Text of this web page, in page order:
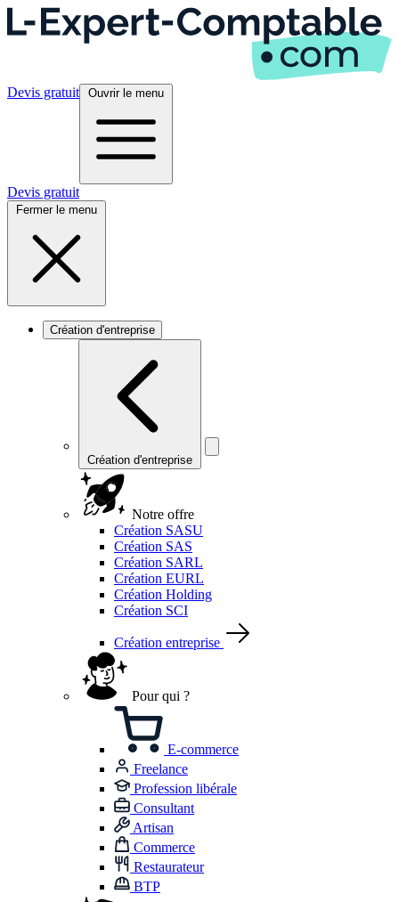
Devis gratuit Ouvrir le menu
Devis gratuit
Fermer le menu
Création d'entreprise
Création d'entreprise
Notre offre
Création SASU
Création SAS
Création SARL
Création EURL
Création Holding
Création SCI
Création entreprise
Pour qui ?
E-commerce
Freelance
Profession libérale
Consultant
Artisan
Commerce
Restaurateur
BTP